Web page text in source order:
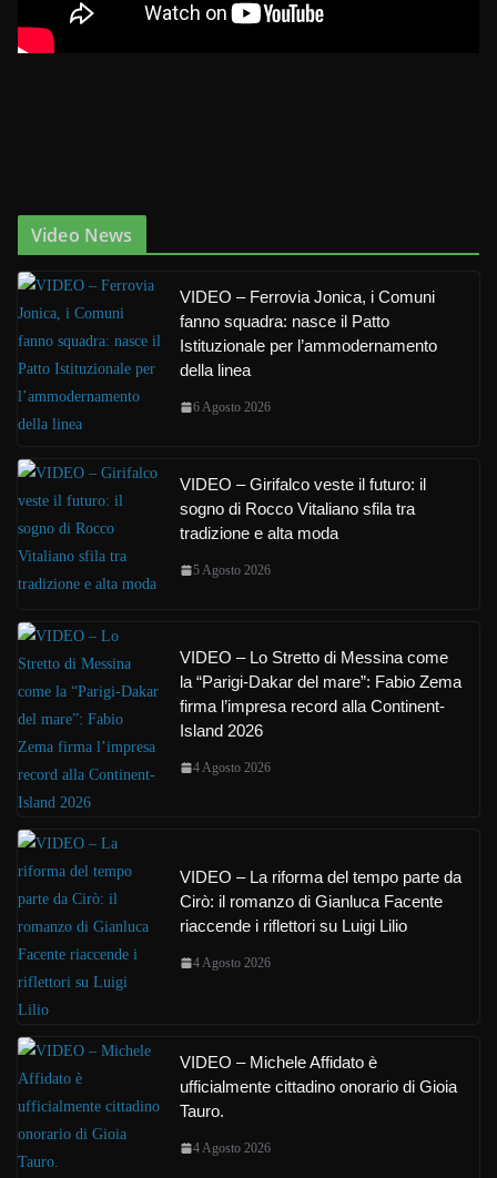
Video News
VIDEO – Ferrovia Jonica, i Comuni
fanno squadra: nasce il Patto
Istituzionale per l’ammodernamento
della linea
6 Agosto 2026
VIDEO – Girifalco veste il futuro: il
sogno di Rocco Vitaliano sfila tra
tradizione e alta moda
5 Agosto 2026
VIDEO – Lo Stretto di Messina come
la “Parigi-Dakar del mare”: Fabio Zema
firma l’impresa record alla Continent-
Island 2026
4 Agosto 2026
VIDEO – La riforma del tempo parte da
Cirò: il romanzo di Gianluca Facente
riaccende i riflettori su Luigi Lilio
4 Agosto 2026
VIDEO – Michele Affidato è
ufficialmente cittadino onorario di Gioia
Tauro.
4 Agosto 2026